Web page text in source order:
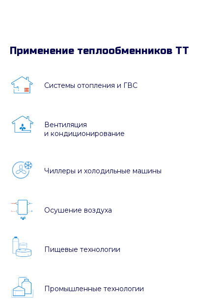
Применение теплообменников ТТ
Системы отопления и ГВС
Вентиляция
и кондиционирование
Чиллеры и холодильные машины
Осушение воздуха
Пищевые технологии
Промышленные технологии